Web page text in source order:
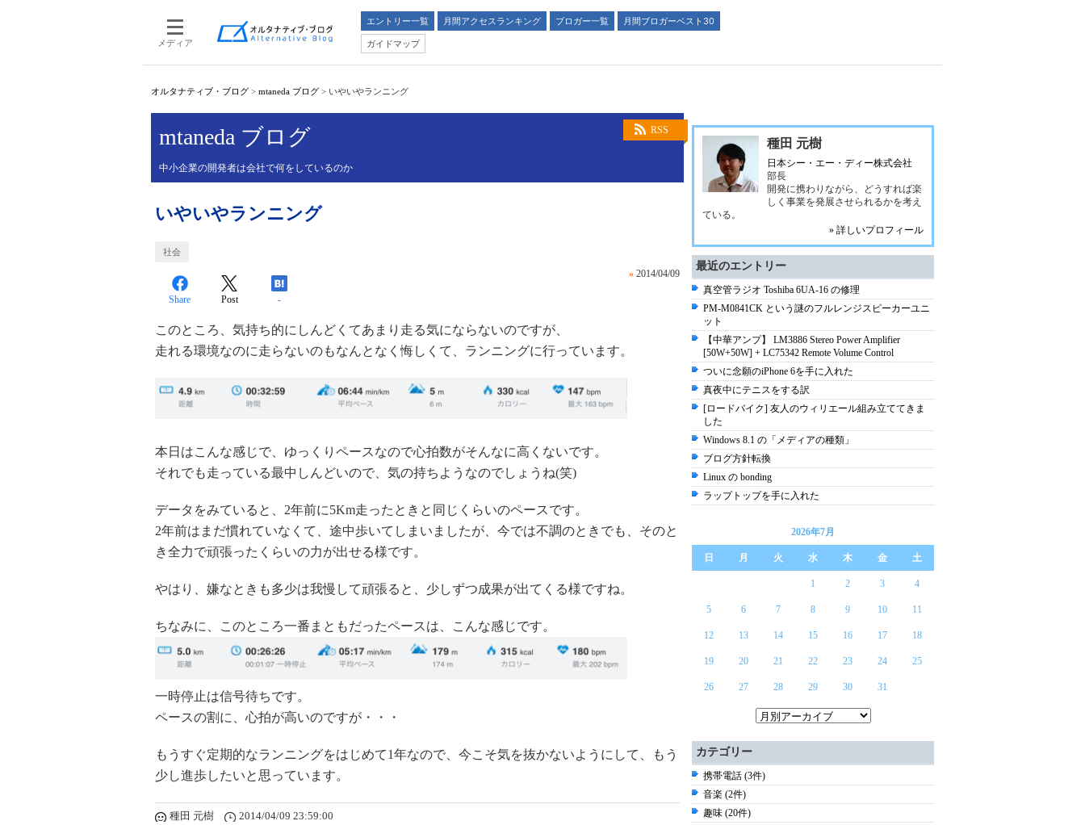
メディア
エントリー一覧 月間アクセスランキング ブロガー一覧
月間ブロガーベスト30
ガイドマップ
オルタナティブ・ブログ > mtaneda ブログ > いやいやランニング
RSS
mtaneda ブログ
中小企業の開発者は会社で何をしているのか
いやいやランニング
社会
» 2014/04/09
Share Post -
このところ、気持ち的にしんどくてあまり走る気にならないのですが、
走れる環境なのに走らないのもなんとなく悔しくて、ランニングに行っています。
本日はこんな感じで、ゆっくりペースなので心拍数がそんなに高くないです。
それでも走っている最中しんどいので、気の持ちようなのでしょうね(笑)
データをみていると、2年前に5Km走ったときと同じくらいのペースです。
2年前はまだ慣れていなくて、途中歩いてしまいましたが、今では不調のときでも、そのと
き全力で頑張ったくらいの力が出せる様です。
やはり、嫌なときも多少は我慢して頑張ると、少しずつ成果が出てくる様ですね。
ちなみに、このところ一番まともだったペースは、こんな感じです。
一時停止は信号待ちです。
ペースの割に、心拍が高いのですが・・・
もうすぐ定期的なランニングをはじめて1年なので、今こそ気を抜かないようにして、もう
少し進歩したいと思っています。
種田 元樹 2014/04/09 23:59:00
種田 元樹
日本シー・エー・ディー株式会社
部長
開発に携わりながら、どうすれば楽
しく事業を発展させられるかを考え
ている。
» 詳しいプロフィール
最近のエントリー
真空管ラジオ Toshiba 6UA-16 の修理
PM-M0841CK という謎のフルレンジスピーカーユニ
ット
【中華アンプ】 LM3886 Stereo Power Amplifier
[50W+50W] + LC75342 Remote Volume Control
ついに念願のiPhone 6を手に入れた
真夜中にテニスをする訳
[ロードバイク] 友人のウィリエール組み立ててきま
した
Windows 8.1 の「メディアの種類」
ブログ方針転換
Linux の bonding
ラップトップを手に入れた
2026年7月
日 月 火 水 木 金 土
1 2 3 4
5 6 7 8 9 10 11
12 13 14 15 16 17 18
19 20 21 22 23 24 25
26 27 28 29 30 31
カテゴリー
携帯電話 (3件)
音楽 (2件)
趣味 (20件)